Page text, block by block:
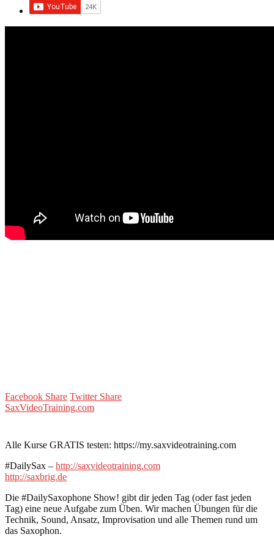
Facebook Share Twitter Share
SaxVideoTraining.com
Alle Kurse GRATIS testen: https://my.saxvideotraining.com
#DailySax – http://saxvideotraining.com
http://saxbrig.de
Die #DailySaxophone Show! gibt dir jeden Tag (oder fast jeden
Tag) eine neue Aufgabe zum Üben. Wir machen Übungen für die
Technik, Sound, Ansatz, Improvisation und alle Themen rund um
das Saxophon.